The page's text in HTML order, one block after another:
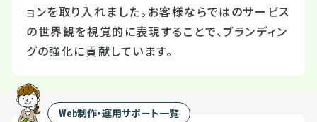
ョンを取り入れました。お客様ならではのサービス
の世界観を視覚的に表現することで、ブランディン
グの強化に貢献しています。
Web制作・運用サポート一覧